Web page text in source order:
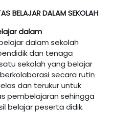
BELAJAR DALAM SEKOLAH
dalam
dalam sekolah
dan tenaga
sekolah yang belajar
secara rutin
dan terukur untuk
pembelajaran sehingga
belajar peserta didik.